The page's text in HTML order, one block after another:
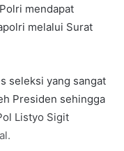
mendapat
melalui Surat
seleksi yang sangat
Presiden sehingga
Listyo Sigit